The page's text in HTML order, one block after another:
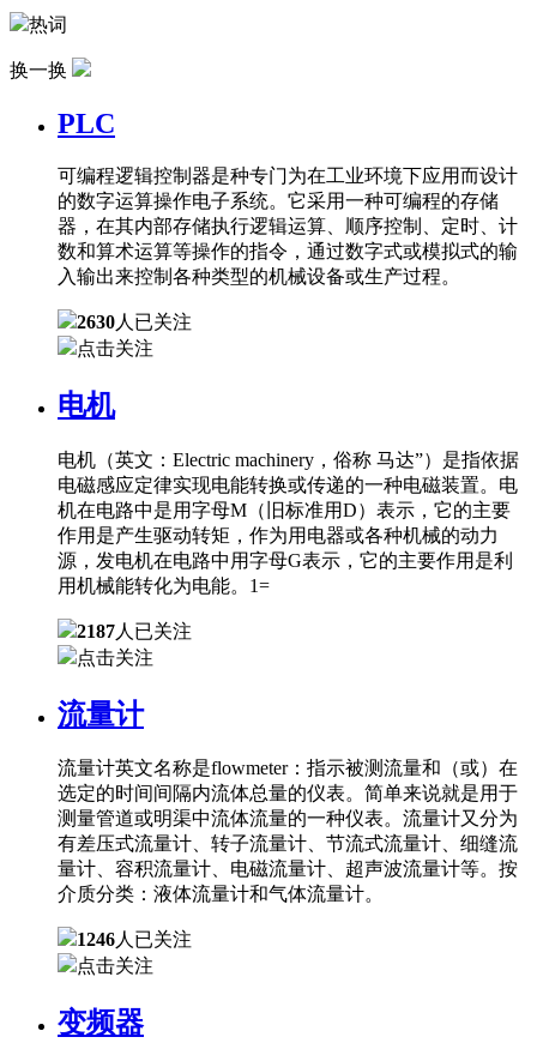
热词
换一换
PLC
可编程逻辑控制器是种专门为在工业环境下应用而设计
的数字运算操作电子系统。它采用一种可编程的存储
器，在其内部存储执行逻辑运算、顺序控制、定时、计
数和算术运算等操作的指令，通过数字式或模拟式的输
入输出来控制各种类型的机械设备或生产过程。
2630人已关注
点击关注
电机
电机（英文：Electric machinery，俗称 马达”）是指依据
电磁感应定律实现电能转换或传递的一种电磁装置。电
机在电路中是用字母M（旧标准用D）表示，它的主要
作用是产生驱动转矩，作为用电器或各种机械的动力
源，发电机在电路中用字母G表示，它的主要作用是利
用机械能转化为电能。1=
2187人已关注
点击关注
流量计
流量计英文名称是flowmeter：指示被测流量和（或）在
选定的时间间隔内流体总量的仪表。简单来说就是用于
测量管道或明渠中流体流量的一种仪表。流量计又分为
有差压式流量计、转子流量计、节流式流量计、细缝流
量计、容积流量计、电磁流量计、超声波流量计等。按
介质分类：液体流量计和气体流量计。
1246人已关注
点击关注
变频器